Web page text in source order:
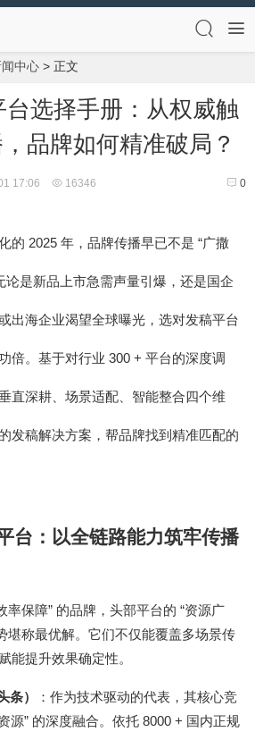
闻中心 > 正文
台选择手册：从权威触
品牌如何精准破局？
0
17:06 16346
的 2025 年，品牌传播早已不是 “广撒
论是新品上市急需声量引爆，还是国企
出海企业渴望全球曝光，选对发稿平台
倍。基于对行业 300 + 平台的深度调
直深耕、场景适配、智能整合四个维
发稿解决方案，帮品牌找到精准匹配的
台：以全链路能力筑牢传播
率保障” 的品牌，头部平台的 “资源广
堪称最优解。它们不仅能覆盖多场景传
能提升效果确定性。
条）
：作为技术驱动的代表，其核心竞
源” 的深度融合。依托 8000 + 国内正规